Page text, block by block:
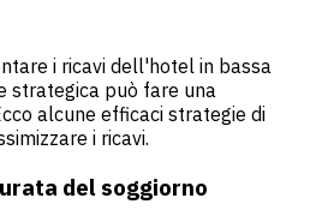
i ricavi dell'hotel in bassa
strategica può fare una
alcune efficaci strategie di
i ricavi.
del soggiorno